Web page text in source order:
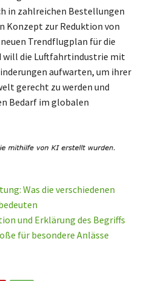
in zahlreichen Bestellungen
Konzept zur Reduktion von
Trendflugplan für die
will die Luftfahrtindustrie mit
aufwarten, um ihrer
gerecht zu werden und
Bedarf im globalen
Was die verschiedenen
und Erklärung des Begriffs
für besondere Anlässe